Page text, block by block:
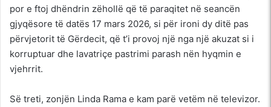
por e ftoj dhëndrin zëhollë që të paraqitet në seancën
gjyqësore të datës 17 mars 2026, si për ironi dy ditë pas
përvjetorit të Gërdecit, që t’i provoj një nga një akuzat si i
korruptuar dhe lavatriçe pastrimi parash nën hyqmin e
vjehrrit.
Së treti, zonjën Linda Rama e kam parë vetëm në televizor.